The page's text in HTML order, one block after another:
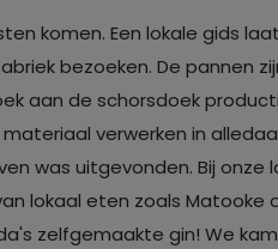
komen. Een lokale gids
bezoeken. De pannen
aan de schorsdoek
verwerken in
was uitgevonden. Bij onze
lokaal eten zoals Matooke
zelfgemaakte gin! We